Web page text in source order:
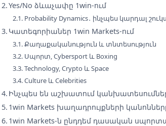
Yes/No ձևաչափը 1win-ում
Probability Dynamics․ ինչպես կարդալ
Կատեգորիաներ 1win Markets-ում
Քաղաքականություն և տնտեսություն
Սպորտ, Cybersport և Boxing
Technology, Crypto և Space
Culture և Celebrities
Ինչպես են աշխատում
1win Markets խաղադրույքների
1win Markets-ն ընդդեմ դասական